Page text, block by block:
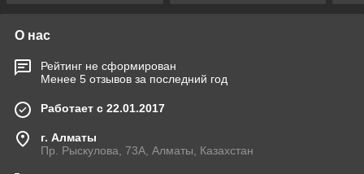
О нас
Рейтинг не сформирован
Менее 5 отзывов за последний год
Работает с 22.01.2017
г. Алматы
Пр. Рыскулова, 73А, Алматы, Казахстан